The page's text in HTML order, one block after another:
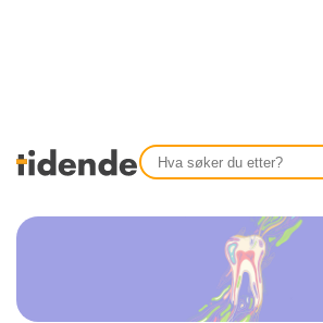
KONTAKT
OM OSS